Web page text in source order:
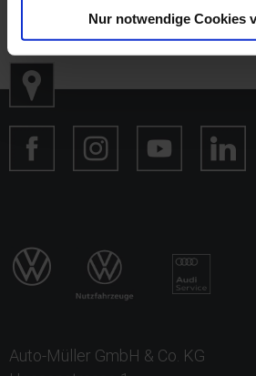
Nur notwendige Cookies
Auto-Müller GmbH & Co. KG